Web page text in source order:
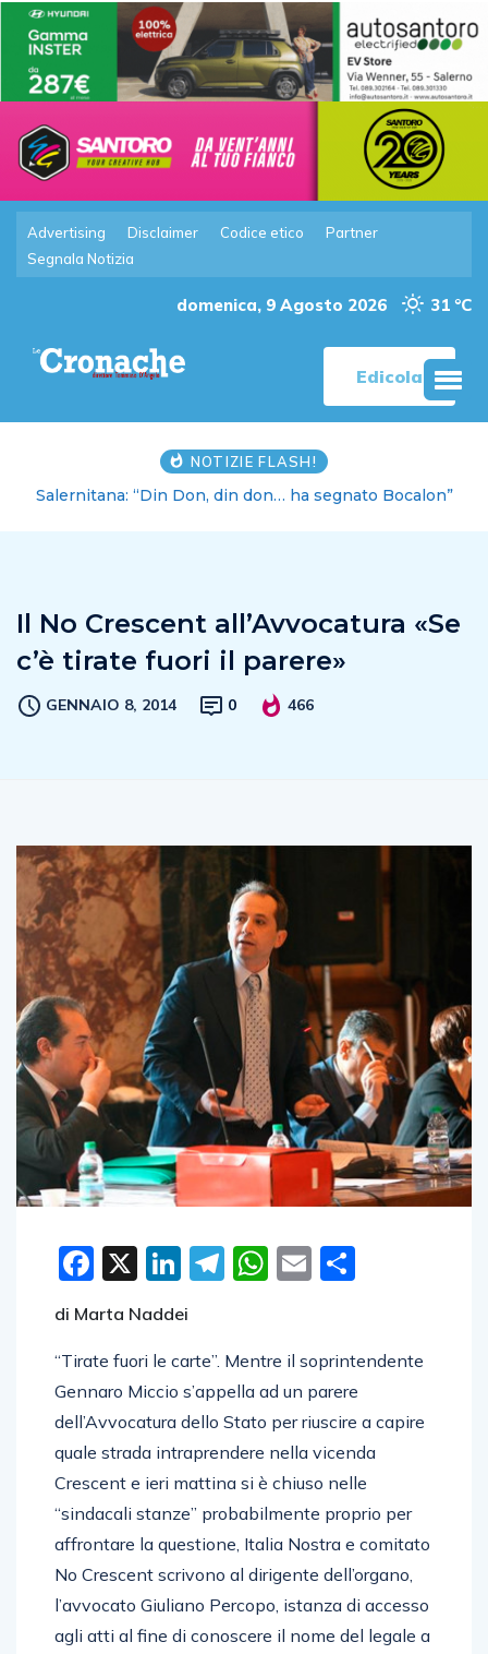
Advertising Disclaimer Codice etico
Partner
Segnala Notizia
domenica, 9 Agosto 2026 31 °C
Edicola
NOTIZIE FLASH!
Salernitana: “Din Don, din don… ha segnato Bocalon”
Il No Crescent all’Avvocatura «Se
c’è tirate fuori il parere»
GENNAIO 8, 2014 0 466
Facebook
X LinkedIn
Telegram
WhatsApp
Email
di Marta Naddei
“Tirate fuori le carte”. Mentre il soprintendente
Gennaro Miccio s’appella ad un parere
dell’Avvocatura dello Stato per riuscire a capire
quale strada intraprendere nella vicenda
Crescent e ieri mattina si è chiuso nelle
“sindacali stanze” probabilmente proprio per
affrontare la questione, Italia Nostra e comitato
No Crescent scrivono al dirigente dell’organo,
l’avvocato Giuliano Percopo, istanza di accesso
agli atti al fine di conoscere il nome del legale a